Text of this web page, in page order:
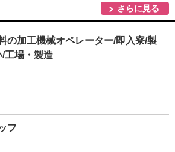
さらに見る
の加工機械オペレーター/即入寮/製
工場・製造
フ